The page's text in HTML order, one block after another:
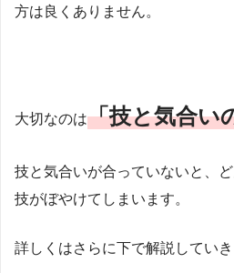
方は良くありません。
大切なのは「技と気合い
技と気合いが合っていないと、
技がぼやけてしまいます。
詳しくはさらに下で解説していき